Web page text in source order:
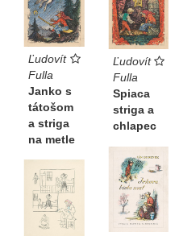
Ľudovít
Fulla
Spiaca
striga a
chlapec
Ľudovít
Fulla
Janko s
tátošom
a striga
na metle